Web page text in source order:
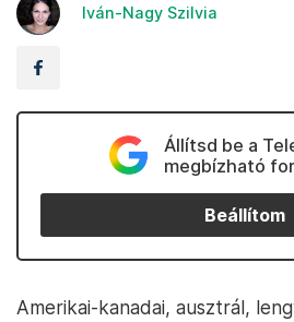
Iván-Nagy Szilvia
Állítsd be a
megbízható
Beállítom
Amerikai-kanadai, ausztrál,